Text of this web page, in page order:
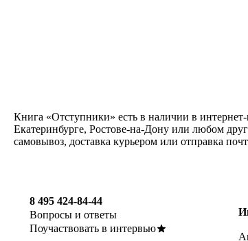
Книга «Отступники» есть в наличии в
Екатеринбурге, Ростове-на-Дону или любом
самовывоз, доставка курьером или отправка
8 495 424-84-44
Вопросы и ответы
Поучаствовать в интервью